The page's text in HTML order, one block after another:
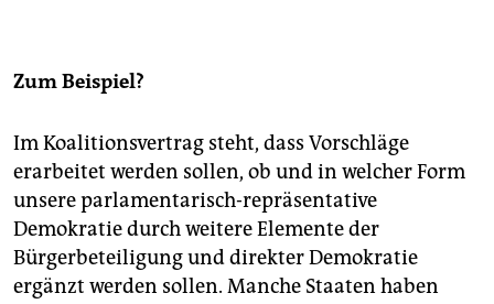
Zum Beispiel?
Im Koalitionsvertrag steht, dass Vorschläge
erarbeitet werden sollen, ob und in welcher Form
unsere parlamentarisch-repräsentative
Demokratie durch weitere Elemente der
Bürgerbeteiligung und direkter Demokratie
ergänzt werden sollen. Manche Staaten haben